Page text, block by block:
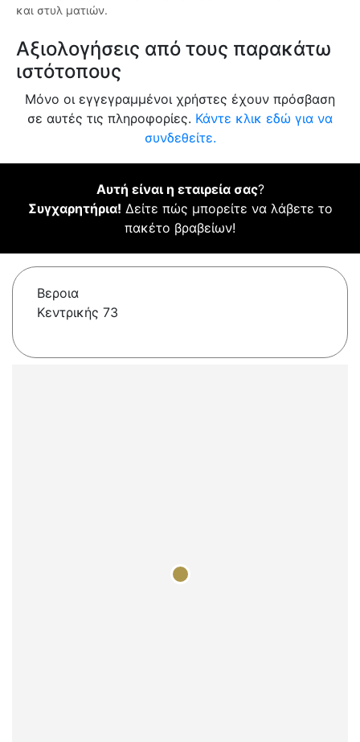
και στυλ ματιών.
Αξιολογήσεις από τους παρακάτω
ιστότοπους
Μόνο οι εγγεγραμμένοι χρήστες έχουν πρόσβαση
σε αυτές τις πληροφορίες. Κάντε κλικ εδώ για να
συνδεθείτε.
Αυτή είναι η εταιρεία σας?
Συγχαρητήρια! Δείτε πώς μπορείτε να λάβετε το
πακέτο βραβείων!
Βεροια
Κεντρικής 73